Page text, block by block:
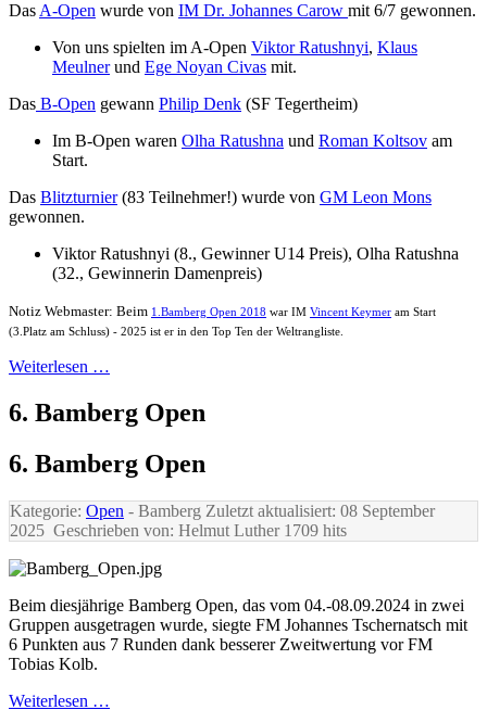
Das A-Open wurde von IM Dr. Johannes Carow mit 6/7 gewonnen.
Von uns spielten im A-Open Viktor Ratushnyi, Klaus
Meulnerund Ege Noyan Civas mit.
Das B-Open gewann Philip Denk (SF Tegertheim)
Im B-Open waren Olha Ratushna und Roman Koltsov am
Start.
Das Blitzturnier(83 Teilnehmer!) wurde von GM Leon Mons
gewonnen.
Viktor Ratushnyi (8., Gewinner U14 Preis), Olha Ratushna
(32., Gewinnerin Damenpreis)
Notiz Webmaster: Beim 1.Bamberg Open 2018 war IM Vincent Keymer am Start
(3.Platz am Schluss) - 2025 ist er in den Top Ten der Weltrangliste.
Weiterlesen …
6. Bamberg Open
6. Bamberg Open
Kategorie: Open - Bamberg Zuletzt aktualisiert: 08 September
2025 Geschrieben von: Helmut Luther1709 hits
Beim diesjährige Bamberg Open, das vom 04.-08.09.2024 in zwei
Gruppen ausgetragen wurde, siegte FM Johannes Tschernatsch mit
6 Punkten aus 7 Runden dank besserer Zweitwertung vor FM
Tobias Kolb.
Weiterlesen …